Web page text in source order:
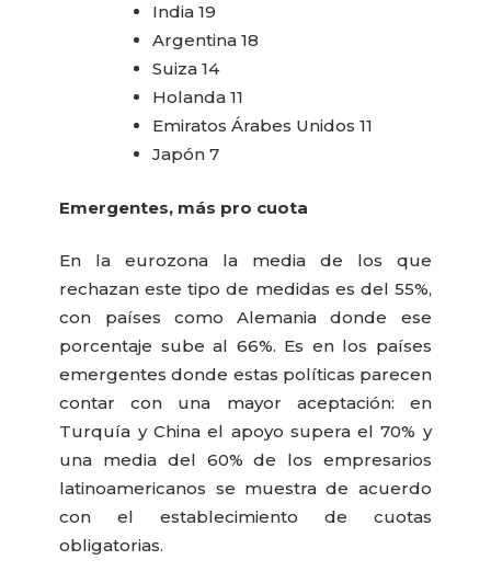
India 19
Argentina 18
Suiza 14
Holanda 11
Emiratos Árabes Unidos 11
Japón 7
Emergentes, más pro cuota
En la eurozona la media de los que
rechazan este tipo de medidas es del 55%,
con países como Alemania donde ese
porcentaje sube al 66%. Es en los países
emergentes donde estas políticas parecen
contar con una mayor aceptación: en
Turquía y China el apoyo supera el 70% y
una media del 60% de los empresarios
latinoamericanos se muestra de acuerdo
con el establecimiento de cuotas
obligatorias.